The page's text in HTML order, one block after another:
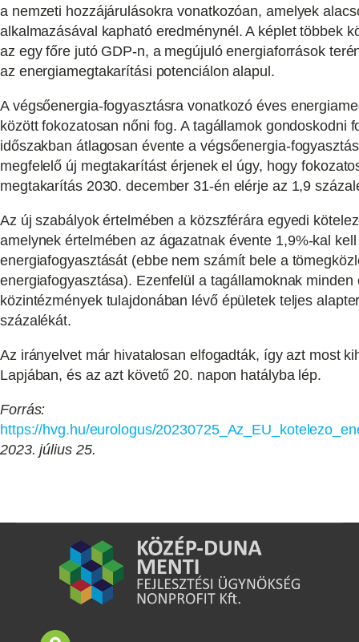
a nemzeti hozzájárulásokra vonatkozóan, amelyek
alkalmazásával kapható eredménynél. A képlet többek
az egy főre jutó GDP-n, a megújuló energiaforrások
az energiamegtakarítási potenciálon alapul.
A végsőenergia-fogyasztásra vonatkozó éves
között fokozatosan nőni fog. A tagállamok gondoskodni
időszakban átlagosan évente a végsőenergia-
megfelelő új megtakarítást érjenek el úgy, hogy
megtakarítás 2030. december 31-én elérje az 1,9
Az új szabályok értelmében a közszférára egyedi
amelynek értelmében az ágazatnak évente 1,9%-kal
energiafogyasztását (ebbe nem számít bele a
energiafogyasztása). Ezenfelül a tagállamoknak
közintézmények tulajdonában lévő épületek teljes
százalékát.
Az irányelvet már hivatalosan elfogadták, így azt most
Lapjában, és az azt követő 20. napon hatályba lép.
Forrás:
https://hvg.hu/eurologus/
2023. július 25.